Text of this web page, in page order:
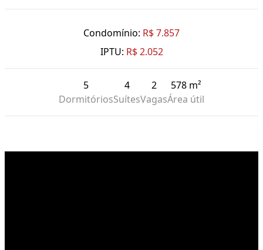
Condomínio: R$ 7.857
IPTU: R$ 2.052
5
Dormitórios
4
Suítes
2
Vagas
578 m²
Área útil